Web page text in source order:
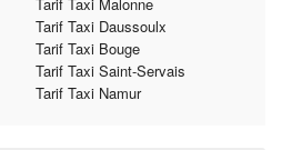
Tarif Taxi Daussoulx
Tarif Taxi Bouge
Tarif Taxi Saint-Servais
Tarif Taxi Namur